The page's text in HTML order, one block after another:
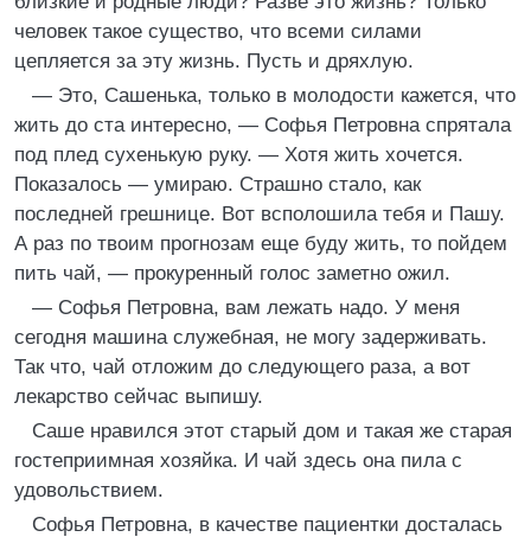
человек такое существо, что всеми силами
цепляется за эту жизнь. Пусть и дряхлую.
— Это, Сашенька, только в молодости кажется, что
жить до ста интересно, — Софья Петровна спрятала
под плед сухенькую руку. — Хотя жить хочется.
Показалось — умираю. Страшно стало, как
последней грешнице. Вот всполошила тебя и Пашу.
А раз по твоим прогнозам еще буду жить, то пойдем
пить чай, — прокуренный голос заметно ожил.
— Софья Петровна, вам лежать надо. У меня
сегодня машина служебная, не могу задерживать.
Так что, чай отложим до следующего раза, а вот
лекарство сейчас выпишу.
Саше нравился этот старый дом и такая же старая
гостеприимная хозяйка. И чай здесь она пила с
удовольствием.
Софья Петровна, в качестве пациентки досталась